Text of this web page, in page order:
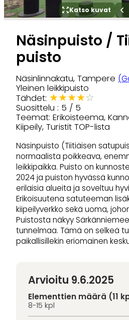
Katso kuvat
Näsinpuisto /
puisto
Näsinlinnakatu, Tampere
Yleinen leikkipuisto
Tähdet: ★★★★☆
Suosittelu : 5 / 5
Teemat: Erikoisteema,
Kiipeily, Turistit TOP-lista
Näsinpuisto (Tiitiäisen
normaalista poikkeava,
leikkipaikka. Puisto on
2024 ja puiston hyvässä
erilaisia alueita ja soveltuu
Erikoisuutena satuteeman
kiipeilyverkko sekä uoma,
Puistosta näkyy
tunnelmaa. Tämä on selkeä
paikallisillekin eriomainen
Arvioitu 9.6.2025
Elementtien määrä (11
8-15 kpl